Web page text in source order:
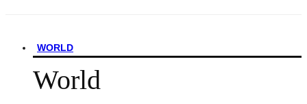
WORLD
World